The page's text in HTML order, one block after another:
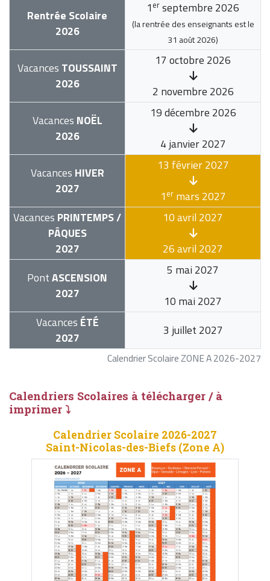
Calendrier Scolaire ZONE A 2026-2027
Rentrée Scolaire
2026
1 er septembre 2026
(la rentrée des enseignants est le
31 août 2026)
Vacances TOUSSAINT
2026
17 octobre 2026
2 novembre 2026
Vacances NOËL
2026
19 décembre 2026
4 janvier 2027
Vacances HIVER
2027
13 février 2027
1ermars 2027
Vacances PRINTEMPS /
PÂQUES
2027
10 avril 2027
26 avril 2027
PontASCENSION
2027
5 mai 2027
10 mai 2027
Vacances ÉTÉ
2027
3 juillet 2027
Calendriers Scolaires à télécharger / à
imprimer ⤵
Calendrier Scolaire 2026-2027
Saint-Nicolas-des-Biefs (Zone A)